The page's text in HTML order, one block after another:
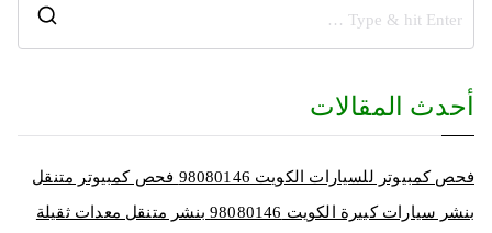
أحدث المقالات
فحص كمبيوتر للسيارات الكويت 98080146‬ فحص كمبيوتر متنقل
بنشر سيارات كبيرة الكويت 98080146‬ بنشر متنقل معدات ثقيلة